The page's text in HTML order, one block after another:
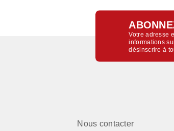
Votre adresse
informations
désinscrire à
Nous contacter